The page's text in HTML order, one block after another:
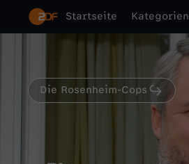
Startseite Kategorien
Die Rosenheim-Cops